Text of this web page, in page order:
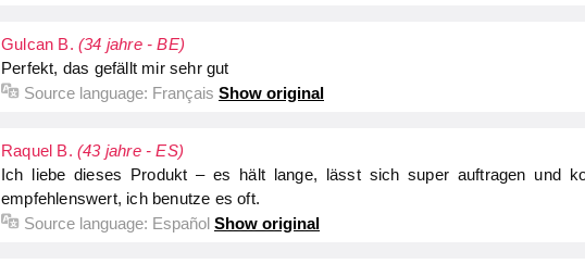
Gulcan B. (34 jahre - BE)
Perfekt, das gefällt mir sehr gut
Source language: Français Show original
Raquel B. (43 jahre - ES)
Ich liebe dieses Produkt – es hält lange, lässt sich super auftragen und
empfehlenswert, ich benutze es oft.
Source language: Español Show original